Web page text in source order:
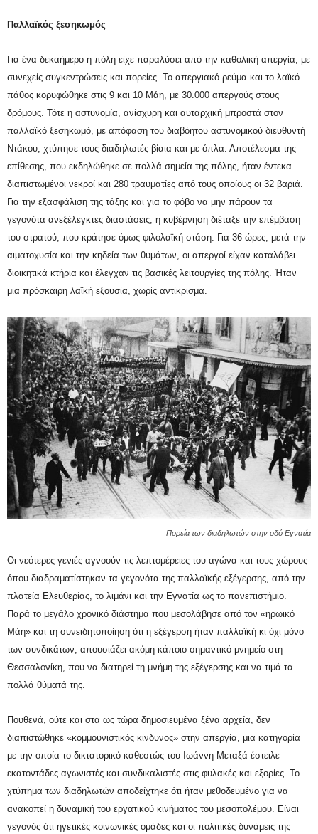
Παλλαϊκός ξεσηκωμός
Για ένα δεκαήμερο η πόλη είχε παραλύσει από την καθολική απεργία, με
συνεχείς συγκεντρώσεις και πορείες. Το απεργιακό ρεύμα και το λαϊκό
πάθος κορυφώθηκε στις 9 και 10 Μάη, με 30.000 απεργούς στους
δρόμους. Τότε η αστυνομία, ανίσχυρη και αυταρχική μπροστά στον
παλλαϊκό ξεσηκωμό, με απόφαση του διαβόητου αστυνομικού διευθυντή
Ντάκου, χτύπησε τους διαδηλωτές βίαια και με όπλα. Αποτέλεσμα της
επίθεσης, που εκδηλώθηκε σε πολλά σημεία της πόλης, ήταν έντεκα
διαπιστωμένοι νεκροί και 280 τραυματίες από τους οποίους οι 32 βαριά.
Για την εξασφάλιση της τάξης και για το φόβο να μην πάρουν τα
γεγονότα ανεξέλεγκτες διαστάσεις, η κυβέρνηση διέταξε την επέμβαση
του στρατού, που κράτησε όμως φιλολαϊκή στάση. Για 36 ώρες, μετά την
αιματοχυσία και την κηδεία των θυμάτων, οι απεργοί είχαν καταλάβει
διοικητικά κτήρια και έλεγχαν τις βασικές λειτουργίες της πόλης. Ήταν
μια πρόσκαιρη λαϊκή εξουσία, χωρίς αντίκρισμα.
Πορεία των διαδηλωτών στην οδό Εγνατία
Οι νεότερες γενιές αγνοούν τις λεπτομέρειες του αγώνα και τους χώρους
όπου διαδραματίστηκαν τα γεγονότα της παλλαϊκής εξέγερσης, από την
πλατεία Ελευθερίας, το λιμάνι και την Εγνατία ως το πανεπιστήμιο.
Παρά το μεγάλο χρονικό διάστημα που μεσολάβησε από τον «ηρωικό
Μάη» και τη συνειδητοποίηση ότι η εξέγερση ήταν παλλαϊκή κι όχι μόνο
των συνδικάτων, απουσιάζει ακόμη κάποιο σημαντικό μνημείο στη
Θεσσαλονίκη, που να διατηρεί τη μνήμη της εξέγερσης και να τιμά τα
πολλά θύματά της.
Πουθενά, ούτε και στα ως τώρα δημοσιευμένα ξένα αρχεία, δεν
διαπιστώθηκε «κομμουνιστικός κίνδυνος» στην απεργία, μια κατηγορία
με την οποία το δικτατορικό καθεστώς του Ιωάννη Μεταξά έστειλε
εκατοντάδες αγωνιστές και συνδικαλιστές στις φυλακές και εξορίες. Το
χτύπημα των διαδηλωτών αποδείχτηκε ότι ήταν μεθοδευμένο για να
ανακοπεί η δυναμική του εργατικού κινήματος του μεσοπολέμου. Είναι
γεγονός ότι ηγετικές κοινωνικές ομάδες και οι πολιτικές δυνάμεις της